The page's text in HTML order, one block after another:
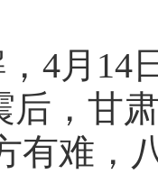
月14日
后，甘
有难，